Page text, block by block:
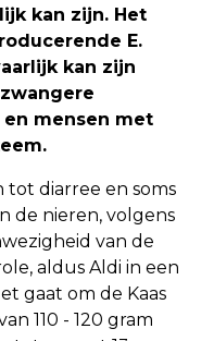
kan zijn. Het
E.
kan zijn
mensen met
tot diarree en soms
de nieren, volgens
van de
aldus Aldi in een
gaat om de Kaas
110 - 120 gram